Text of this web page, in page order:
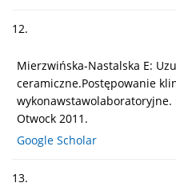
12.
Mierzwińska-Nastalska E:
ceramiczne.Postępowanie
Otwock 2011.
Google Scholar
13.